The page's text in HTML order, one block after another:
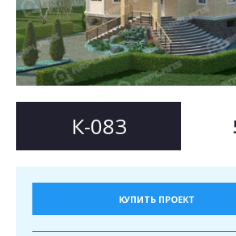
К-083
КУПИТЬ ПРОЕКТ
Согласен на обработку
ОТПРАВИТЬ
Согласен на обработку
This site is protected by reCAPTCHA and the Google
apply.